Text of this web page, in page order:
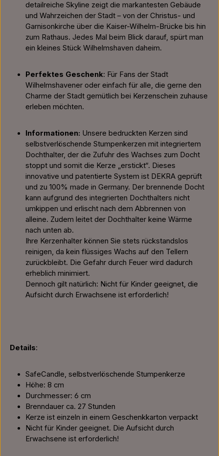
detailreiche Skyline zeigt die markantesten Gebäude
und Wahrzeichen der Stadt – von der Christus- und
Garnisonkirche über die Kaiser-Wilhelm-Brücke bis hin
zum Rathaus. Jedes Mal beim Blick darauf, spürt man
ein kleines Stück Wilhelmshaven daheim.
Perfektes Geschenk: Für Fans der Stadt
Wilhelmshavener oder einfach für alle, die gerne den
Charme der Stadt gemütlich bei Kerzenschein zuhause
erleben möchten.
Informationen: Unsere bedruckten Kerzen sind
selbstverlöschende Stumpenkerzen mit integriertem
Dochthalter, der die Zufuhr des Wachses zum Docht
stoppt und somit die Kerze „erstickt“. Dieses
innovative und patentierte System ist DEKRA geprüft
und zu 100% made in Germany. Der brennende Docht
kann aufgrund des integrierten Dochthalters nicht
umkippen und erlischt nach dem Abbrennen von
alleine. Zudem leitet der Dochthalter keine Wärme
nach unten ab.
Ihre Kerzenhalter können Sie stets rückstandslos
reinigen, da kein flüssiges Wachs auf den Tellern
zurückbleibt. Die Gefahr durch Feuer wird dadurch
erheblich minimiert.
Dennoch gilt natürlich: Nicht für Kinder geeignet, die
Aufsicht durch Erwachsene ist erforderlich!
Details:
SafeCandle, selbstverlöschende Stumpenkerze
Höhe: 8 cm
Durchmesser: 6 cm
Brenndauer ca. 27 Stunden
Kerze ist einzeln in einem Geschenkkarton verpackt
Nicht für Kinder geeignet. Die Aufsicht durch
Erwachsene ist erforderlich!